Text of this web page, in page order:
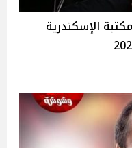
الإسكندرية